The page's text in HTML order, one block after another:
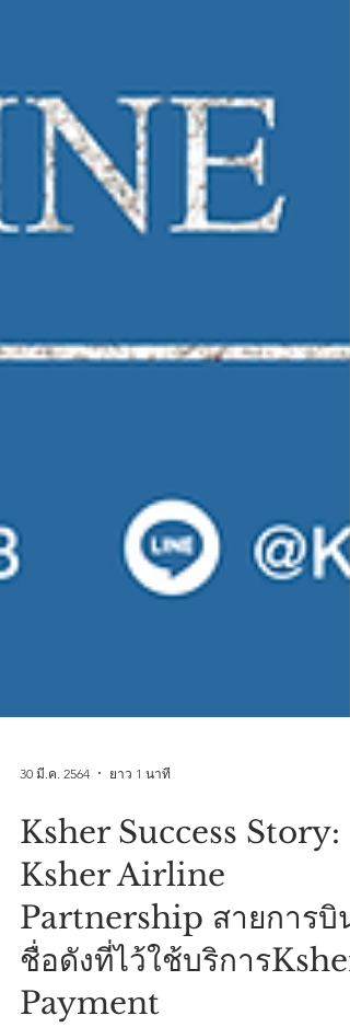
30 มี.ค. 2564 ยาว 1 นาที
Ksher Success Story:
Ksher Airline
Partnership สายการบิน
ชื่อดังที่ไว้ใช้บริการKsher